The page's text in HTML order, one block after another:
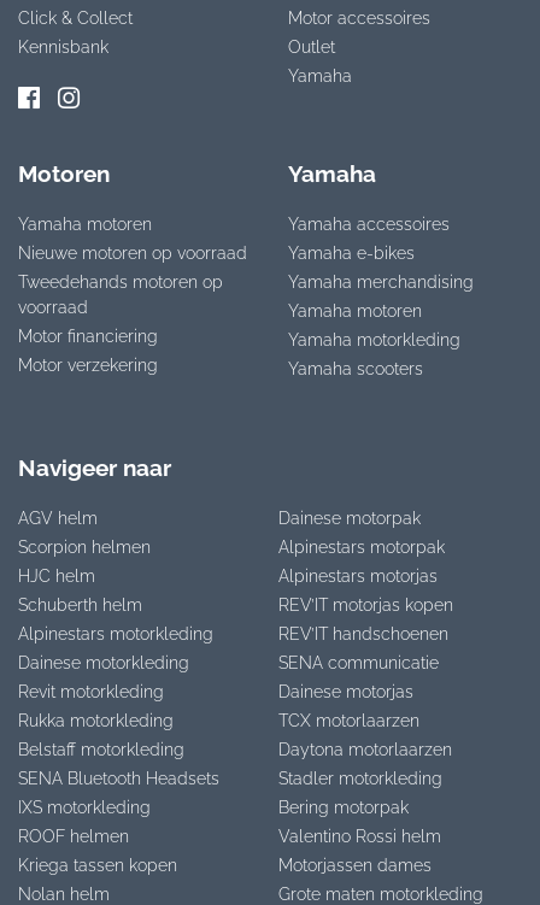
Click & Collect
Kennisbank
Motor accessoires
Outlet
Yamaha
Motoren
Yamaha motoren
Nieuwe motoren op voorraad
Tweedehands motoren op
voorraad
Motor financiering
Motor verzekering
Yamaha
Yamaha accessoires
Yamaha e-bikes
Yamaha merchandising
Yamaha motoren
Yamaha motorkleding
Yamaha scooters
Navigeer naar
AGV helm
Scorpion helmen
HJC helm
Schuberth helm
Alpinestars motorkleding
Dainese motorkleding
Revit motorkleding
Rukka motorkleding
Belstaff motorkleding
SENA Bluetooth Headsets
IXS motorkleding
ROOF helmen
Kriega tassen kopen
Nolan helm
Dainese motorpak
Alpinestars motorpak
Alpinestars motorjas
REV’IT motorjas kopen
REV’IT handschoenen
SENA communicatie
Dainese motorjas
TCX motorlaarzen
Daytona motorlaarzen
Stadler motorkleding
Bering motorpak
Valentino Rossi helm
Motorjassen dames
Grote maten motorkleding